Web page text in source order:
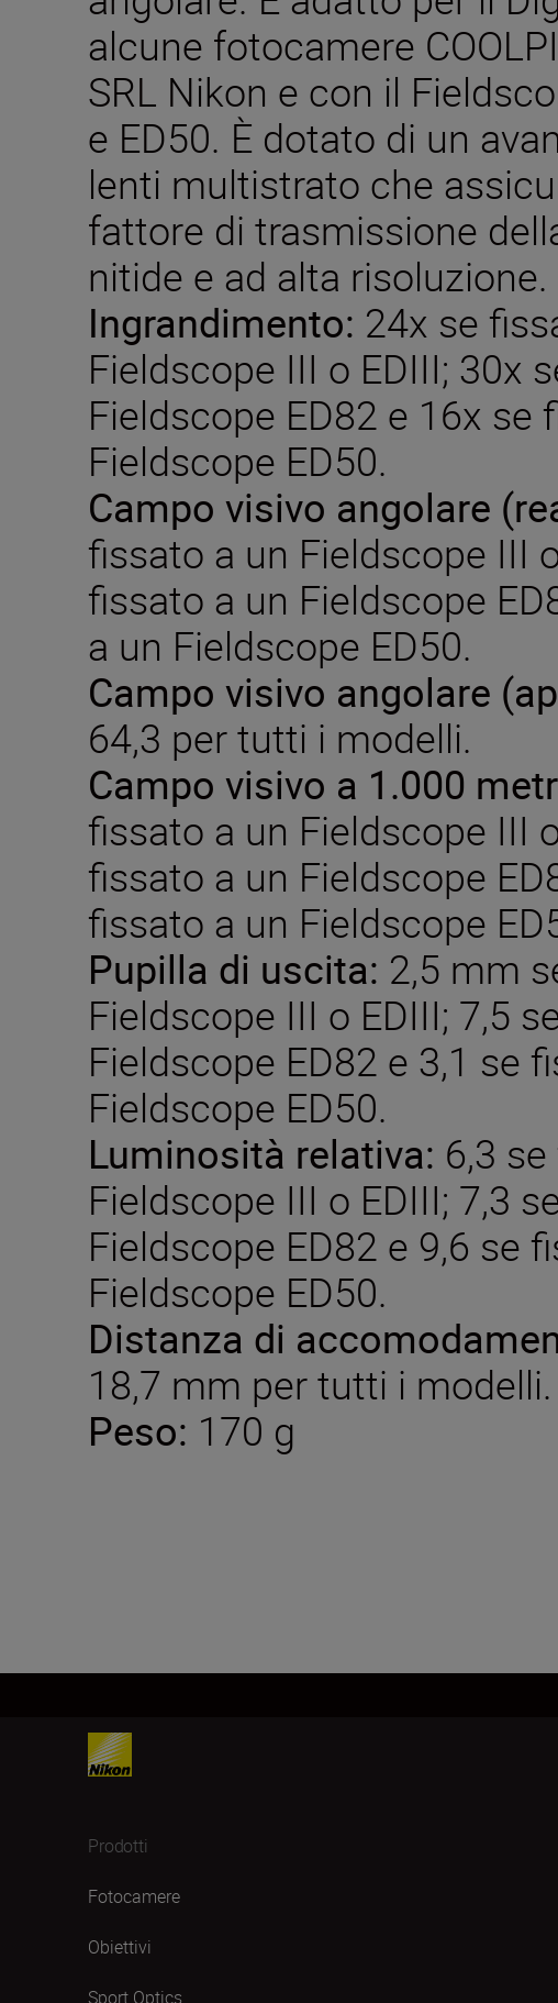
alcune fotocamere
SRL Nikon e con il
e ED50. È dotato di un
lenti multistrato che
fattore di trasmissione
nitide e ad alta risoluzione.
Ingrandimento: 24x se
Fieldscope III o EDIII; 30x
Fieldscope ED82 e 16x se
Fieldscope ED50.
Campo visivo angolare
fissato a un Fieldscope III
fissato a un Fieldscope
a un Fieldscope ED50.
Campo visivo angolare
64,3 per tutti i modelli.
Campo visivo a 1.000
fissato a un Fieldscope III
fissato a un Fieldscope
fissato a un Fieldscope
Pupilla di uscita: 2,5 mm
Fieldscope III o EDIII; 7,5
Fieldscope ED82 e 3,1 se
Fieldscope ED50.
Luminosità relativa: 6,3
Fieldscope III o EDIII; 7,3
Fieldscope ED82 e 9,6 se
Fieldscope ED50.
Distanza di
18,7 mm per tutti i modelli.
Peso: 170 g
Prodotti
Fotocamere
Obiettivi
Sport Optics